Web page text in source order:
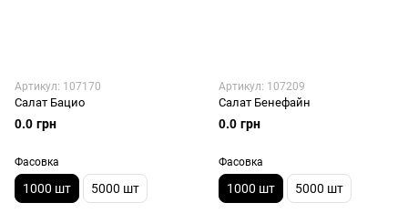
Артикул: 107170
Салат Бацио
0.0 грн
Фасовка
1000 шт 5000 шт
Артикул: 107209
Салат Бенефайн
0.0 грн
Фасовка
1000 шт 5000 шт